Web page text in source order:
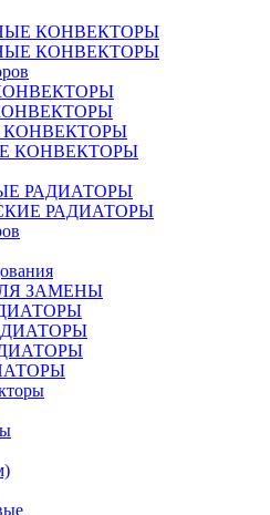
КОНВЕКТОРЫ
КОНВЕКТОРЫ
КОНВЕКТОРЫ
РАДИАТОРЫ
РАДИАТОРЫ
ЗАМЕНЫ